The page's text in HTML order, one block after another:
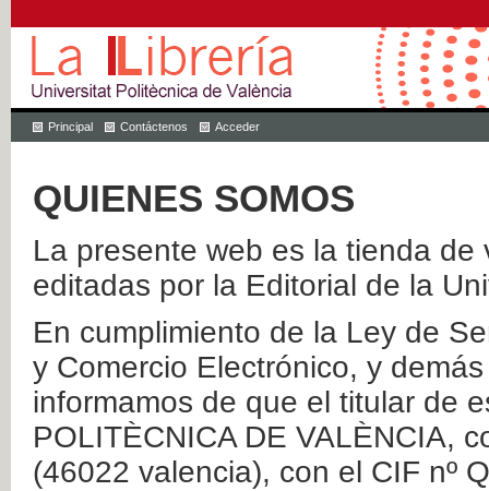
Principal Contáctenos Acceder
QUIENES SOMOS
La presente web es la tienda
editadas por la Editorial de la
En cumplimiento de la Ley de
y Comercio Electrónico, y
informamos de que el titular de
POLITÈCNICA DE VALÈNCIA,
(46022 valencia), con el CIF nº